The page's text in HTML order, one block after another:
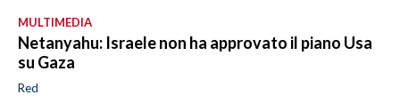
MULTIMEDIA
Netanyahu: Israele non ha approvato il piano Usa
su Gaza
Red